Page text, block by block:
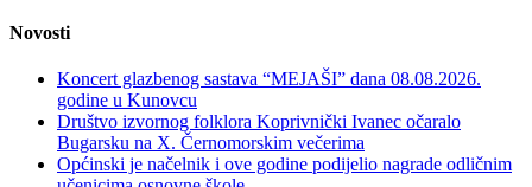
Novosti
Koncert glazbenog sastava “MEJAŠI” dana 08.08.2026.
godine u Kunovcu
Društvo izvornog folklora Koprivnički Ivanec očaralo
Bugarsku na X. Černomorskim večerima
Općinski je načelnik i ove godine podijelio nagrade odličnim